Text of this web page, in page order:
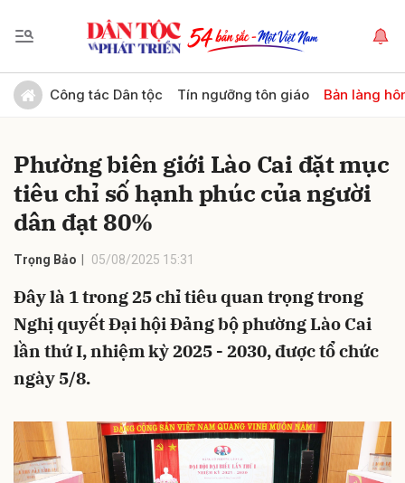
Công tác Dân tộc Tín ngưỡng tôn giáo Bản làng
Phường biên giới Lào Cai đặt mục
tiêu chỉ số hạnh phúc của người
dân đạt 80%
Trọng Bảo 05/08/2025 15:31
Đây là 1 trong 25 chỉ tiêu quan trọng trong
Nghị quyết Đại hội Đảng bộ phường Lào Cai
lần thứ I, nhiệm kỳ 2025 - 2030, được tổ chức
ngày 5/8.
Gửi bình luận